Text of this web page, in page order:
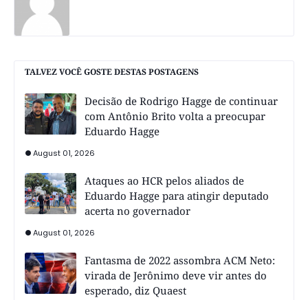
TALVEZ VOCÊ GOSTE DESTAS POSTAGENS
Decisão de Rodrigo Hagge de continuar
com Antônio Brito volta a preocupar
Eduardo Hagge
August 01, 2026
Ataques ao HCR pelos aliados de
Eduardo Hagge para atingir deputado
acerta no governador
August 01, 2026
Fantasma de 2022 assombra ACM Neto:
virada de Jerônimo deve vir antes do
esperado, diz Quaest